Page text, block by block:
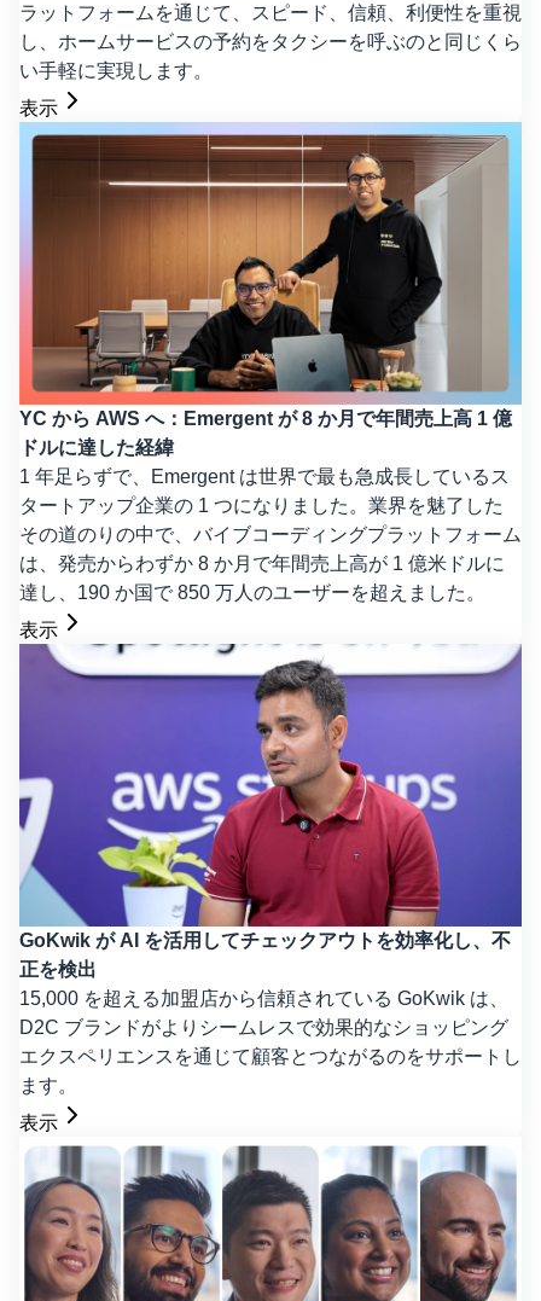
ラットフォームを通じて、スピード、信頼、利便性を重視
し、ホームサービスの予約をタクシーを呼ぶのと同じくら
い手軽に実現します。
表示
YC から AWS へ：Emergent が 8 か月で年間売上高 1 億
ドルに達した経緯
1 年足らずで、Emergent は世界で最も急成長しているス
タートアップ企業の 1 つになりました。業界を魅了した
その道のりの中で、バイブコーディングプラットフォーム
は、発売からわずか 8 か月で年間売上高が 1 億米ドルに
達し、190 か国で 850 万人のユーザーを超えました。
表示
GoKwik が AI を活用してチェックアウトを効率化し、不
正を検出
15,000 を超える加盟店から信頼されている GoKwik は、
D2C ブランドがよりシームレスで効果的なショッピング
エクスペリエンスを通じて顧客とつながるのをサポートし
ます。
表示